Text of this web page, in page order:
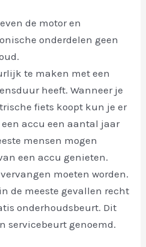
de motor en
onderdelen geen
te maken met een
heeft. Wanneer je
fiets koopt kun je er
accu een aantal jaar
mensen mogen
een accu genieten.
moeten worden.
de meeste gevallen recht
onderhoudsbeurt. Dit
servicebeurt genoemd.